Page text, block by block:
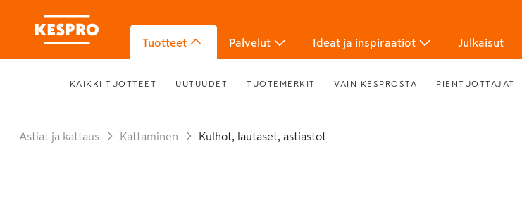
Tuotteet Palvelut Ideat ja inspiraatiot Julkaisut
KAIKKI TUOTTEET UUTUUDET TUOTEMERKIT VAIN KESPROSTA PIENTUOTTAJAT
Astiat ja kattaus Kattaminen Kulhot, lautaset, astiastot